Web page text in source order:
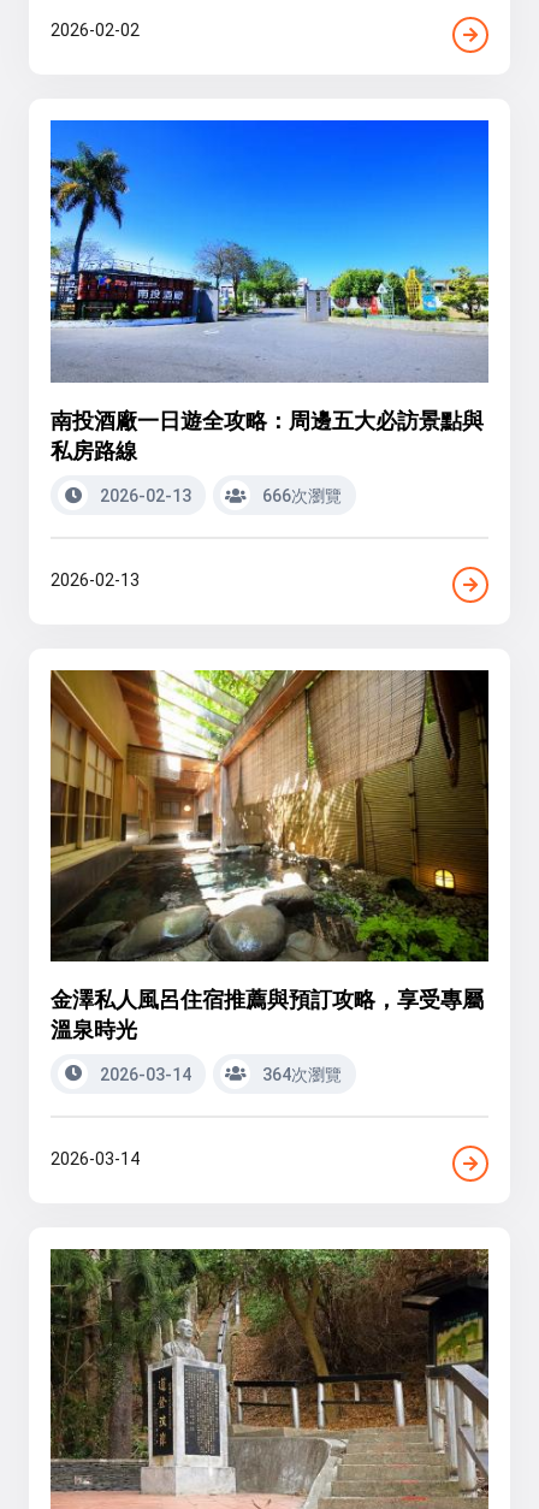
2026-02-02
南投酒廠一日遊全攻略：周邊五大必訪景點與
私房路線
2026-02-13 666次瀏覽
2026-02-13
金澤私人風呂住宿推薦與預訂攻略，享受專屬
溫泉時光
2026-03-14 364次瀏覽
2026-03-14